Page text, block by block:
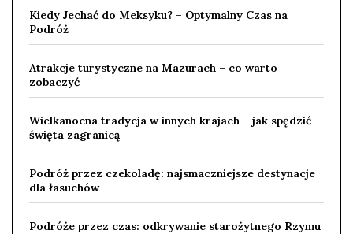
Kiedy Jechać do Meksyku? – Optymalny Czas na
Podróż
Atrakcje turystyczne na Mazurach – co warto
zobaczyć
Wielkanocna tradycja w innych krajach – jak spędzić
święta zagranicą
Podróż przez czekoladę: najsmaczniejsze destynacje
dla łasuchów
Podróże przez czas: odkrywanie starożytnego Rzymu